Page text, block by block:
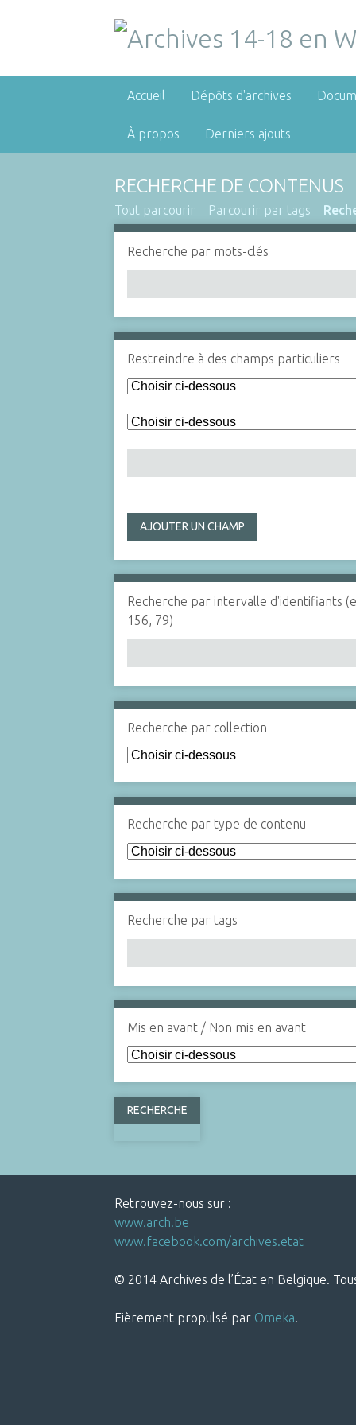
Accueil Dépôts d'archives
À propos Derniers ajouts
RECHERCHE DE CONTENUS
Tout parcourir Parcourir par tags
Recherche par mots-clés
Restreindre à des champs particuliers
AJOUTER UN CHAMP
Recherche par intervalle d'identifiants
156, 79)
Recherche par collection
Recherche par type de contenu
Recherche par tags
Mis en avant / Non mis en avant
Retrouvez-nous sur :
www.arch.be
www.facebook.com/archives.etat
© 2014 Archives de l’État en Belgique.
Fièrement propulsé par Omeka.